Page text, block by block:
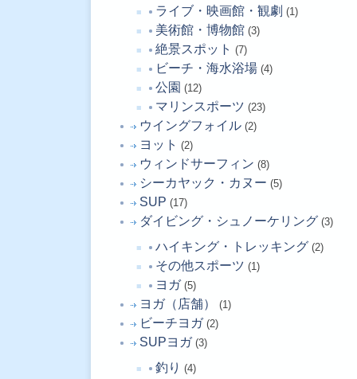
ライブ・映画館・観劇 (1)
美術館・博物館 (3)
絶景スポット (7)
ビーチ・海水浴場 (4)
公園 (12)
マリンスポーツ (23)
ウイングフォイル (2)
ヨット (2)
ウィンドサーフィン (8)
シーカヤック・カヌー (5)
SUP (17)
ダイビング・シュノーケリング (3)
ハイキング・トレッキング (2)
その他スポーツ (1)
ヨガ (5)
ヨガ（店舗） (1)
ビーチヨガ (2)
SUPヨガ (3)
釣り (4)